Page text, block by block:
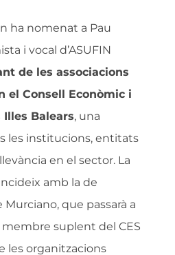
ha nomenat a Pau
i vocal d’ASUFIN
de les associacions
el Consell Econòmic i
Illes Balears, una
les institucions, entitats
en el sector. La
amb la de
que passarà a
suplent del CES
les organitzacions